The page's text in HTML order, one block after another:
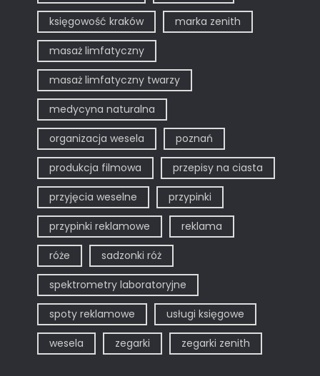
księgowość kraków marka zenith
masaż limfatyczny
masaż limfatyczny twarzy
medycyna naturalna
organizacja wesela poznań
produkcja filmowa przepisy na ciasta
przyjęcia weselne przypinki
przypinki reklamowe reklama
róże sadzonki róż
spektrometry laboratoryjne
spoty reklamowe usługi księgowe
wesela zegarki zegarki zenith